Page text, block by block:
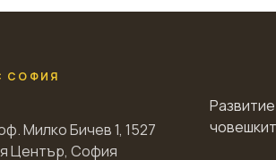
СОФИЯ
Милко Бичев 1, 1527
Център, София